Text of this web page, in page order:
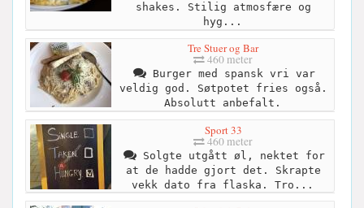
shakes. Stilig atmosfære og
hyg...
Tre Stuer og Bar
460 meter
Burger med spansk vri var
veldig god. Søtpotet fries også.
Absolutt anbefalt.
Sport 33
460 meter
Solgte utgått øl, nektet for
at de hadde gjort det. Skrapte
vekk dato fra flaska. Tro...